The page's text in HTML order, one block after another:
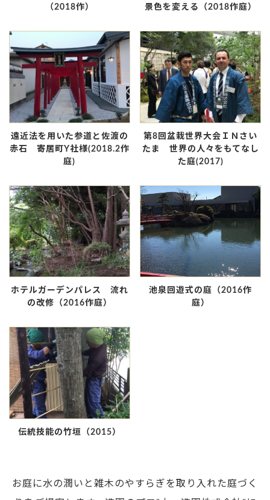
（2018作）
景色を変える（2018作庭）
遠近法を用いた参道と佐渡の
赤石 寄居町Y社様(2018.2作
庭)
第8回盆栽世界大会ＩＮさい
たま 世界の人々をもてなし
た庭(2017)
ホテルガーデンパレス 流れ
の改修（2016作庭）
池泉回遊式の庭（2016作
庭）
伝統技能の竹垣（2015）
お庭に水の潤いと雑木のやすらぎを取り入れた庭づく